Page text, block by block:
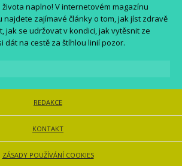
naplno! V internetovém magazínu
najdete zajímavé články o tom, jak jíst zdravě
jak se udržovat v kondici, jak vytěsnit ze
dát na cestě za štíhlou linií pozor.
REDAKCE
KONTAKT
ZÁSADY POUŽÍVÁNÍ COOKIES